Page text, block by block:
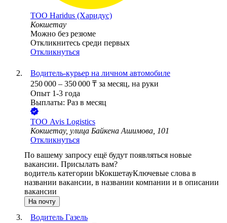
ТОО Haridus (Харидус)
Кокшетау
Можно без резюме
Откликнитесь среди первых
Откликнуться
Водитель-курьер на личном автомобиле
250 000 – 350 000 ₸ за месяц, на руки
Опыт 1-3 года
Выплаты: Раз в месяц
ТОО Avis Logistics
Кокшетау, улица Байкена Ашимова, 101
Откликнуться
По вашему запросу ещё будут появляться новые
вакансии. Присылать вам?
водитель категории bКокшетауКлючевые слова в
названии вакансии, в названии компании и в описании
вакансии
На почту
Водитель Газель